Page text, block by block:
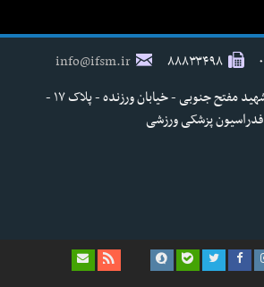
۸۸۸۳۳۴۹۸
info@ifsm.ir
تهران - خیابان شهید مفتح جنوبی - خیابان ورزنده - پلاک ۱۷ -
فدراسیون پزشکی ورزشی